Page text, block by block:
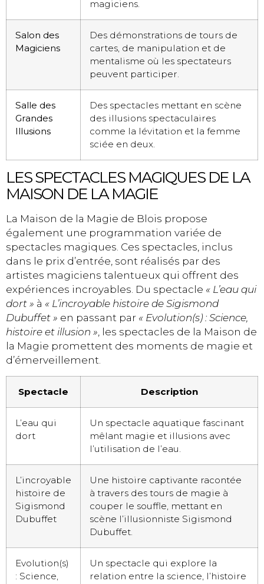
magiciens.
Salon des
Magiciens
Des démonstrations de tours de
cartes, de manipulation et de
mentalisme où les spectateurs
peuvent participer.
Salle des
Grandes
Illusions
Des spectacles mettant en scène
des illusions spectaculaires
comme la lévitation et la femme
sciée en deux.
LES SPECTACLES MAGIQUES DE LA
MAISON DE LA MAGIE
La Maison de la Magie de Blois propose
également une programmation variée de
spectacles magiques. Ces spectacles, inclus
dans le prix d’entrée, sont réalisés par des
artistes magiciens talentueux qui offrent des
expériences incroyables. Du spectacle « L’eau qui
dort » à « L’incroyable histoire de Sigismond
Dubuffet » en passant par « Evolution(s) : Science,
histoire et illusion », les spectacles de la Maison de
la Magie promettent des moments de magie et
d’émerveillement.
Spectacle Description
L’eau qui
dort
Un spectacle aquatique fascinant
mêlant magie et illusions avec
l’utilisation de l’eau.
L’incroyable
histoire de
Sigismond
Dubuffet
Une histoire captivante racontée
à travers des tours de magie à
couper le souffle, mettant en
scène l’illusionniste Sigismond
Dubuffet.
Evolution(s)
: Science,
Un spectacle qui explore la
relation entre la science, l’histoire